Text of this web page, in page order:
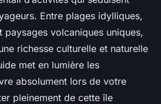
Entre plages idylliques,
paysages volcaniques uniques,
richesse culturelle et naturelle
met en lumière les
absolument lors de votre
pleinement de cette île